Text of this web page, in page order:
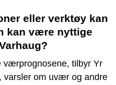
eller verktøy kan
kan være nyttige
værprognosene, tilbyr Yr
varsler om uvær og andre